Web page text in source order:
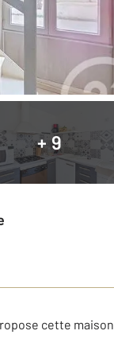
+ 9
cette maison